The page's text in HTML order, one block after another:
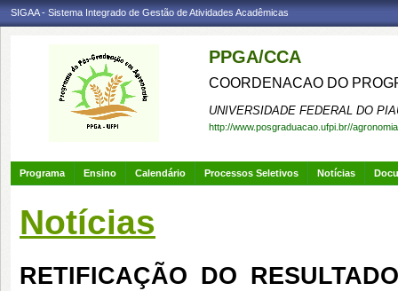
SIGAA - Sistema Integrado de Gestão de Atividades Acadêmicas
PPGA/CCA
COORDENACAO DO
UNIVERSIDADE FEDERAL DO
http://www.posgraduacao.ufpi.br//agronomia
Programa Ensino Calendário Processos Seletivos Notícias
Notícias
RETIFICAÇÃO DO